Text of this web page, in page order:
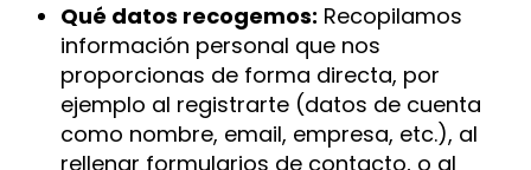
Qué datos recogemos: Recopilamos
información personal que nos
proporcionas de forma directa, por
ejemplo al registrarte (datos de cuenta
como nombre, email, empresa, etc.), al
rellenar formularios de contacto, o al